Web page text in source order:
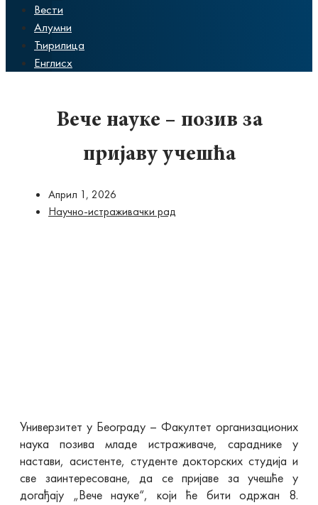
Вести
Алумни
Ћирилица
Енглисх
Вече науке – позив за
пријаву учешћа
Април 1, 2026
Научно-истраживачки рад
Универзитет у Београду – Факултет организационих
наука позива младе истраживаче, сараднике у
настави, асистенте, студенте докторских студија и
све заинтересоване, да се пријаве за учешће у
догађају „Вече науке“, који ће бити одржан 8.